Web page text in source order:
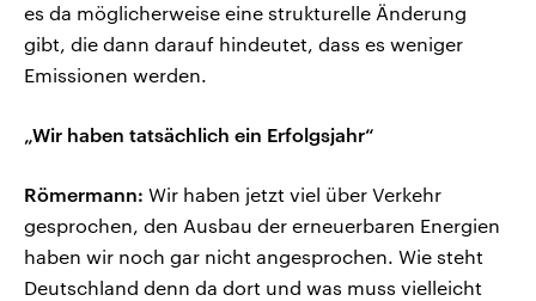
es da möglicherweise eine strukturelle Änderung
gibt, die dann darauf hindeutet, dass es weniger
Emissionen werden.
„Wir haben tatsächlich ein Erfolgsjahr“
Römermann: Wir haben jetzt viel über Verkehr
gesprochen, den Ausbau der erneuerbaren Energien
haben wir noch gar nicht angesprochen. Wie steht
Deutschland denn da dort und was muss vielleicht